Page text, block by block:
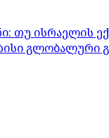
თუ ისრაელის
გლობალური